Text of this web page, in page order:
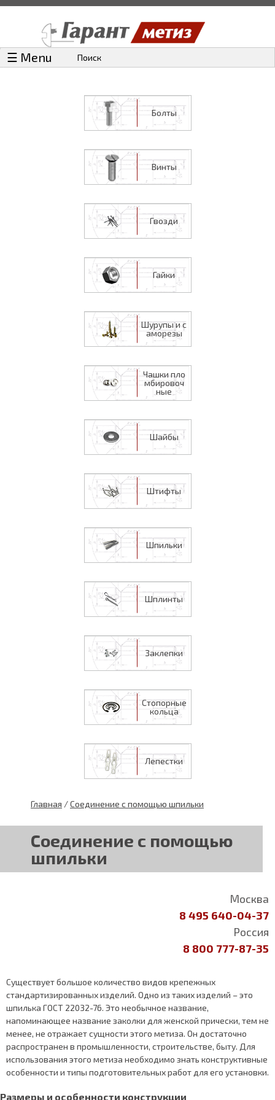
☰ Menu Поиск
Болты
Винты
Гвозди
Гайки
Шурупы и с
аморезы
Чашки пло
мбировоч
ные
Шайбы
Штифты
Шпильки
Шплинты
Заклепки
Стопорные
кольца
Лепестки
Главная /Соединение с помощью шпильки
Соединение с помощью
шпильки
Москва
8 495 640-04-37
Россия
8 800 777-87-35
Существует большое количество видов крепежных
стандартизированных изделий. Одно из таких изделий – это
шпилька ГОСТ 22032-76. Это необычное название,
напоминающее название заколки для женской прически, тем не
менее, не отражает сущности этого метиза. Он достаточно
распространен в промышленности, строительстве, быту. Для
использования этого метиза необходимо знать конструктивные
особенности и типы подготовительных работ для его установки.
Размеры и особенности конструкции